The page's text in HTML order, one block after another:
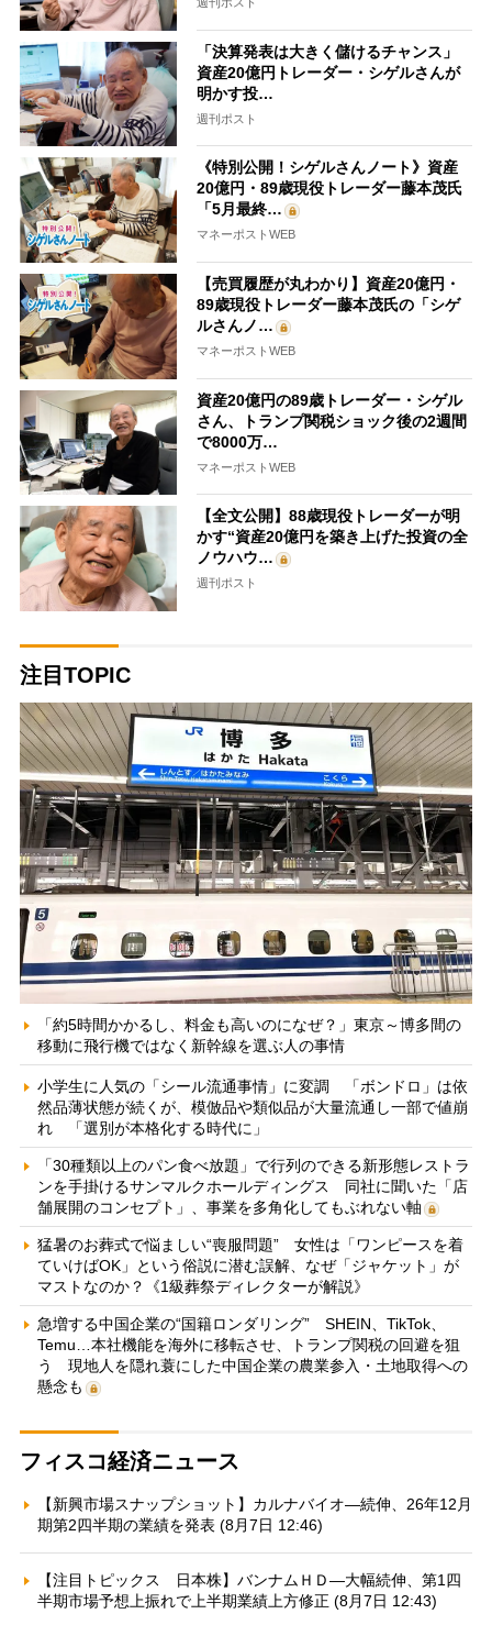
「決算発表は大きく儲けるチャンス」
資産20億円トレーダー・シゲルさんが
明かす投…
週刊ポスト
《特別公開！シゲルさんノート》資産
20億円・89歳現役トレーダー藤本茂氏
「5月最終…
マネーポストWEB
【売買履歴が丸わかり】資産20億円・
89歳現役トレーダー藤本茂氏の「シゲ
ルさんノ…
マネーポストWEB
資産20億円の89歳トレーダー・シゲル
さん、トランプ関税ショック後の2週間
で8000万…
マネーポストWEB
【全文公開】88歳現役トレーダーが明
かす“資産20億円を築き上げた投資の全
ノウハウ…
週刊ポスト
注目TOPIC
「約5時間かかるし、料金も高いのになぜ？」東京～博多間の
移動に飛行機ではなく新幹線を選ぶ人の事情
小学生に人気の「シール流通事情」に変調 「ボンドロ」は依
然品薄状態が続くが、模倣品や類似品が大量流通し一部で値崩
れ 「選別が本格化する時代に」
「30種類以上のパン食べ放題」で行列のできる新形態レストラ
ンを手掛けるサンマルクホールディングス 同社に聞いた「店
舗展開のコンセプト」、事業を多角化してもぶれない軸
猛暑のお葬式で悩ましい“喪服問題” 女性は「ワンピースを着
ていけばOK」という俗説に潜む誤解、なぜ「ジャケット」が
マストなのか？《1級葬祭ディレクターが解説》
急増する中国企業の“国籍ロンダリング” SHEIN、TikTok、
Temu…本社機能を海外に移転させ、トランプ関税の回避を狙
う 現地人を隠れ蓑にした中国企業の農業参入・土地取得への
懸念も
フィスコ経済ニュース
【新興市場スナップショット】カルナバイオ—続伸、26年12月
期第2四半期の業績を発表 (8月7日 12:46)
【注目トピックス 日本株】バンナムＨＤ—大幅続伸、第1四
半期市場予想上振れで上半期業績上方修正 (8月7日 12:43)